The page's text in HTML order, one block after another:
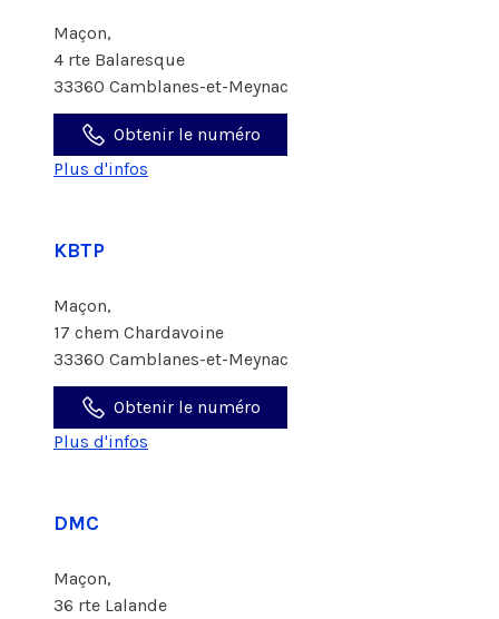
Maçon,
4 rte Balaresque
33360 Camblanes-et-Meynac
Obtenir le numéro
Plus d'infos
KBTP
Maçon,
17 chem Chardavoine
33360 Camblanes-et-Meynac
Obtenir le numéro
Plus d'infos
DMC
Maçon,
36 rte Lalande